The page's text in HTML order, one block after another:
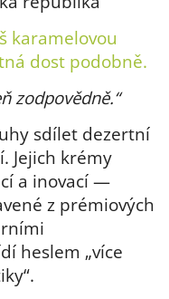
karamelovou
dost podobně.
zodpovědně.“
sdílet dezertní
Jejich krémy
a inovací —
z prémiových
heslem „více